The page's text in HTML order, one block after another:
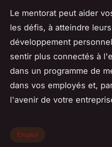
Le mentorat peut aider
les défis, à atteindre
développement
sentir plus connectés à
dans un programme de
dans vos employés et,
l'avenir de votre
Emploi